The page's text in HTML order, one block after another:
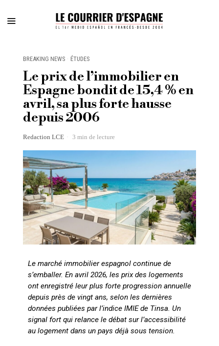
BREAKING NEWS · ÉTUDES
Le prix de l’immobilier en
Espagne bondit de 15,4 % en
avril, sa plus forte hausse
depuis 2006
Redaction LCE 3 min de lecture
Le marché immobilier espagnol continue de
s’emballer. En avril 2026, les prix des logements
ont enregistré leur plus forte progression annuelle
depuis près de vingt ans, selon les dernières
données publiées par l’indice IMIE de Tinsa. Un
signal fort qui relance le débat sur l’accessibilité
au logement dans un pays déjà sous tension.